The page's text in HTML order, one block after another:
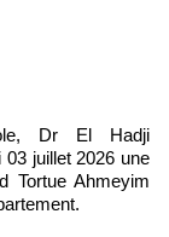
juillet 2026 une
Tortue Ahmeyim